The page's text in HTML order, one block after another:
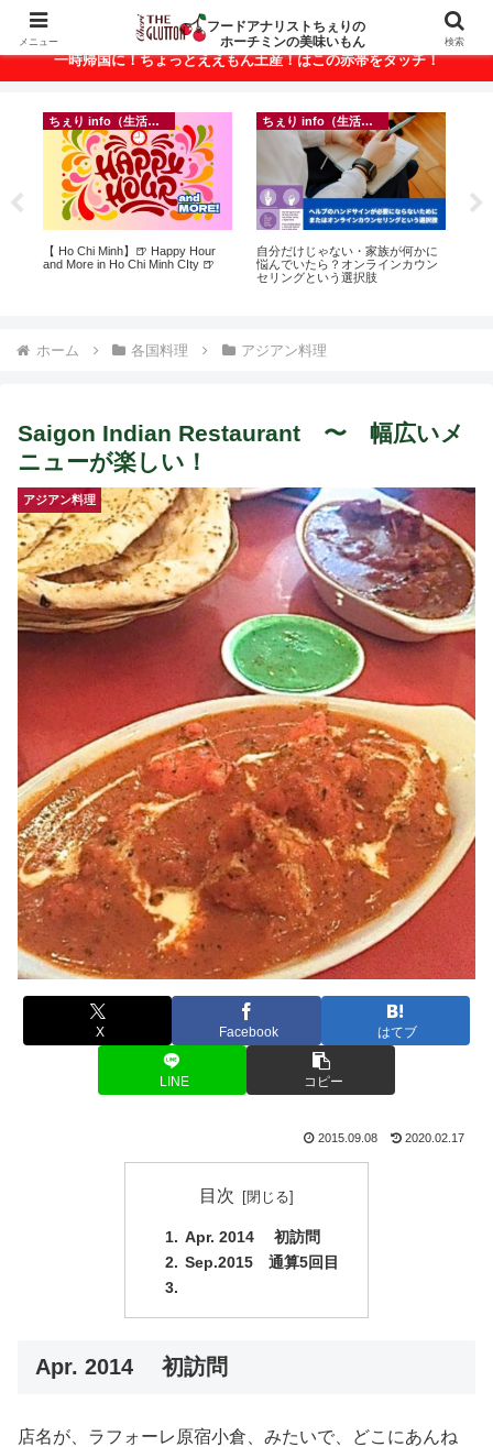
ベトナム・ホーチミンの美味いもんが満載！
一時帰国に！ちょっとええもん土産！はこの赤帯をタッチ！
ちぇり info（生活情報）
【 Ho Chi Minh】🍺 Happy Hour
and More in Ho Chi Minh CIty 🍺
ちぇり info（生活情報）
自分だけじゃない・家族が何かに
悩んでいたら？オンラインカウン
セリングという選択肢
ホーム 各国料理 アジアン料理
Saigon Indian Restaurant 〜 幅広いメ
ニューが楽しい！
アジアン料理
X Facebook はてブ
LINE コピー
2015.09.08 2020.02.17
目次
Apr. 2014 初訪問
Sep.2015 通算5回目
Apr. 2014 初訪問
店名が、ラフォーレ原宿小倉、みたいで、どこにあんね
メニュー
フードアナリストちぇりの
ホーチミンの美味いもん
検索